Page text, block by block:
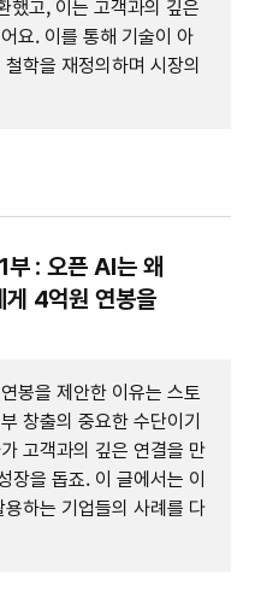
고, 이는 고객과의 깊은
요. 이를 통해 기술이 아
학을 재정의하며 시장의
부 : 오픈 AI는 왜
게 4억원 연봉을
봉을 제안한 이유는 스토
창출의 중요한 수단이기
고객과의 깊은 연결을 만
장을 돕죠. 이 글에서는 이
하는 기업들의 사례를 다